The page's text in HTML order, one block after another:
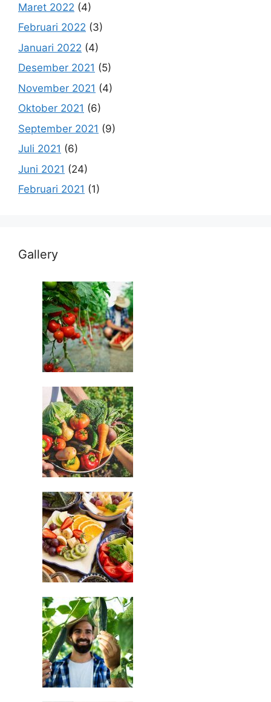
Maret 2022 (4)
Februari 2022 (3)
Januari 2022 (4)
Desember 2021 (5)
November 2021 (4)
Oktober 2021 (6)
September 2021 (9)
Juli 2021 (6)
Juni 2021 (24)
Februari 2021 (1)
Gallery